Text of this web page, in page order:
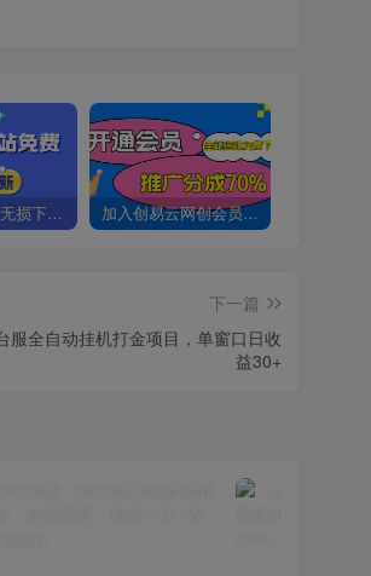
全网VIP课程 无损下载~ 加入创易云网创会员，全站资源免费学习。
下一篇
服全自动挂机打金项目，单窗口日收
益30+